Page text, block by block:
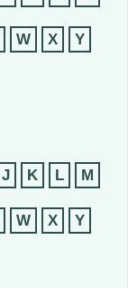
W X Y
J K L M
W X Y